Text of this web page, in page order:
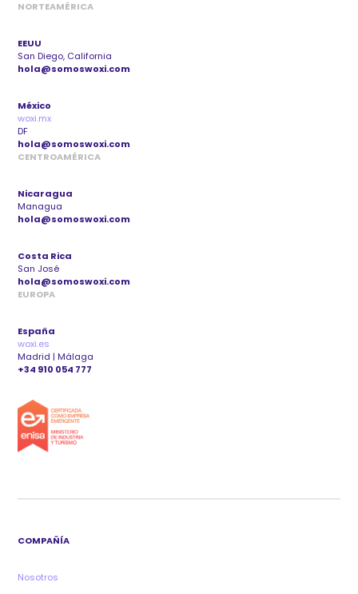
NORTEAMÉRICA
EEUU
San Diego, California
hola@somoswoxi.com
México
woxi.mx
DF
hola@somoswoxi.com
CENTROAMÉRICA
Nicaragua
Managua
hola@somoswoxi.com
Costa Rica
San José
hola@somoswoxi.com
EUROPA
España
woxi.es
Madrid | Málaga
+34 910 054 777
COMPAÑÍA
Nosotros